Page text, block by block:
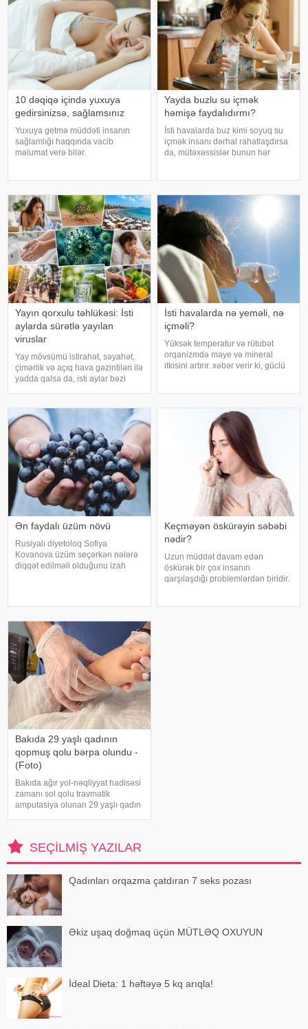
10 dəqiqə içində yuxuya
gedirsinizsə, sağlamsınız
Yuxuya getmə müddəti insanın
sağlamlığı haqqında vacib
məlumat verə bilər.
üzrə mütəxəssis Mişel Drerupun
sözlərinə görə
Yayda buzlu su içmək
həmişə faydalıdırmı?
İsti havalarda buz kimi soyuq su
içmək insanı dərhal rahatlaşdırsa
da, mütəxəssislər bunun hər
insanın kifayət qədə
Yayın qorxulu təhlükəsi: İsti
aylarda sürətlə yayılan
viruslar
Yay mövsümü istirahət, səyahət,
çimərlik və açıq hava gəzintiləri ilə
yadda qalsa da, isti aylar bəzi
Buna səbəb təkcə yüksək
temperatur deyil. Açıq havad
İsti havalarda nə yeməli, nə
içməli?
Yüksək temperatur və rütubət
orqanizmdə maye və mineral
itkisini artırır. xəbər verir ki, güclü
ürəkbulanma kimi hallara səbəb
Ən faydalı üzüm növü
Rusiyalı diyetoloq Sofiya
Kovanova üzüm seçərkən nələrə
diqqət edilməli olduğunu izah
rəngdə olan üzüm sortlar
Keçməyən öskürəyin səbəbi
nədir?
Uzun müddət davam edən
öskürək bir çox insanın
qarşılaşdığı problemlərdən biridir.
Bakıda 29 yaşlı qadının
qopmuş qolu bərpa olundu -
(Foto)
Bakıda ağır yol-nəqliyyat hadisəsi
zamanı sol qolu travmatik
amputasiya olunan 29 yaşlı qadın
zərərçəkən Səhiyyə Nazirliyi
Akademik M.A.Topçubaşov adına
Elmi Cərrahiyy
SEÇILMIŞ YAZILAR
Qadınları orqazma çatdıran 7 seks pozası
Əkiz uşaq doğmaq üçün MÜTLƏQ OXUYUN
İdeal Dieta: 1 həftəyə 5 kq arıqla!